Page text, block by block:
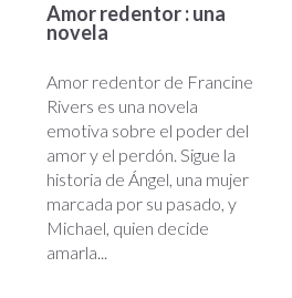
Amor redentor : una
novela
Amor redentor de Francine
Rivers es una novela
emotiva sobre el poder del
amor y el perdón. Sigue la
historia de Ángel, una mujer
marcada por su pasado, y
Michael, quien decide
amarla...